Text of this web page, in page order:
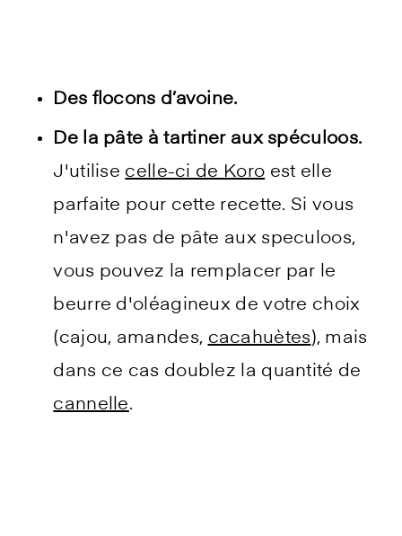
Des flocons d’avoine.
De la pâte à tartiner aux spéculoos.
J'utilise celle-ci de Koro est elle
parfaite pour cette recette. Si vous
n'avez pas de pâte aux speculoos,
vous pouvez la remplacer par le
beurre d'oléagineux de votre choix
(cajou, amandes, cacahuètes ), mais
dans ce cas doublez la quantité de
cannelle.